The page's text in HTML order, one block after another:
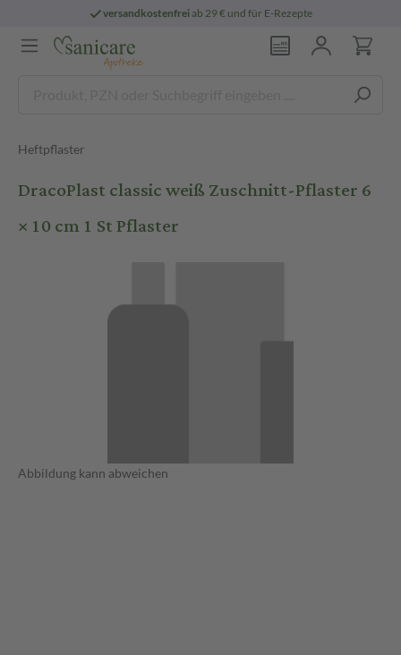
versandkostenfreiab 29 € und für E-Rezepte
Heftpflaster
DracoPlast classic weiß Zuschnitt-Pflaster 6
× 10 cm 1 St Pflaster
Abbildung kann abweichen